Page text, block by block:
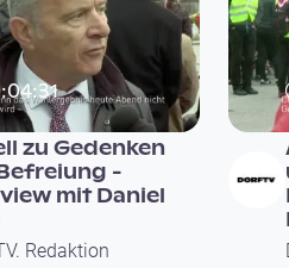
zu Gedenken
-
mit Daniel
Redaktion